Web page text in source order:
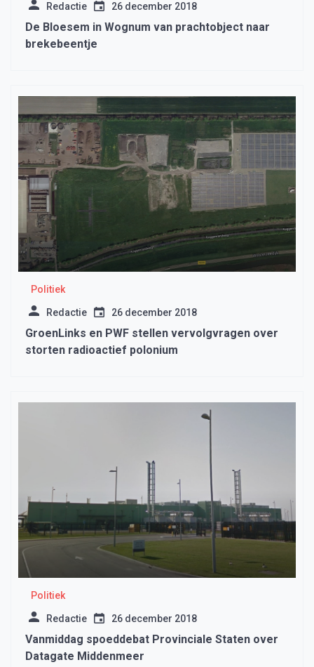
Redactie 26 december 2018
De Bloesem in Wognum van prachtobject naar
brekebeentje
Politiek
Redactie 26 december 2018
GroenLinks en PWF stellen vervolgvragen over
storten radioactief polonium
Politiek
Redactie 26 december 2018
Vanmiddag spoeddebat Provinciale Staten over
Datagate Middenmeer